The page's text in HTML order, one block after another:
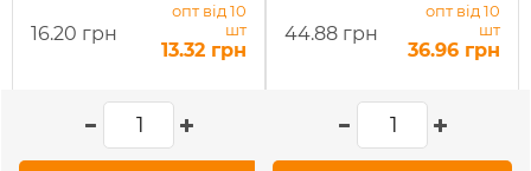
16.20 грн
опт від 10
шт
13.32 грн
44.88 грн
опт від 10
шт
36.96 грн